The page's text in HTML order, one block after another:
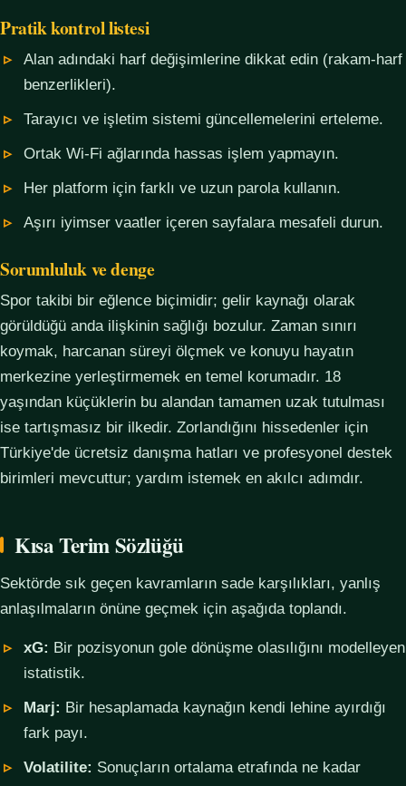
Pratik kontrol listesi
Alan adındaki harf değişimlerine dikkat edin (rakam-harf
benzerlikleri).
Tarayıcı ve işletim sistemi güncellemelerini erteleme.
Ortak Wi-Fi ağlarında hassas işlem yapmayın.
Her platform için farklı ve uzun parola kullanın.
Aşırı iyimser vaatler içeren sayfalara mesafeli durun.
Sorumluluk ve denge
Spor takibi bir eğlence biçimidir; gelir kaynağı olarak
görüldüğü anda ilişkinin sağlığı bozulur. Zaman sınırı
koymak, harcanan süreyi ölçmek ve konuyu hayatın
merkezine yerleştirmemek en temel korumadır. 18
yaşından küçüklerin bu alandan tamamen uzak tutulması
ise tartışmasız bir ilkedir. Zorlandığını hissedenler için
Türkiye'de ücretsiz danışma hatları ve profesyonel destek
birimleri mevcuttur; yardım istemek en akılcı adımdır.
Kısa Terim Sözlüğü
Sektörde sık geçen kavramların sade karşılıkları, yanlış
anlaşılmaların önüne geçmek için aşağıda toplandı.
xG: Bir pozisyonun gole dönüşme olasılığını modelleyen
istatistik.
Marj: Bir hesaplamada kaynağın kendi lehine ayırdığı
fark payı.
Volatilite: Sonuçların ortalama etrafında ne kadar